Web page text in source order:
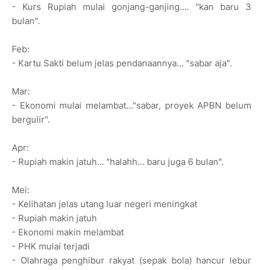
- Kurs Rupiah mulai gonjang-ganjing.... "kan baru 3
bulan".
Feb:
- Kartu Sakti belum jelas pendanaannya... "sabar aja".
Mar:
- Ekonomi mulai melambat..."sabar, proyek APBN belum
bergulir".
Apr:
- Rupiah makin jatuh... "halahh... baru juga 6 bulan".
Mei:
- Kelihatan jelas utang luar negeri meningkat
- Rupiah makin jatuh
- Ekonomi makin melambat
- PHK mulai terjadi
- Olahraga penghibur rakyat (sepak bola) hancur lebur